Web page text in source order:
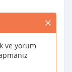
ve yorum